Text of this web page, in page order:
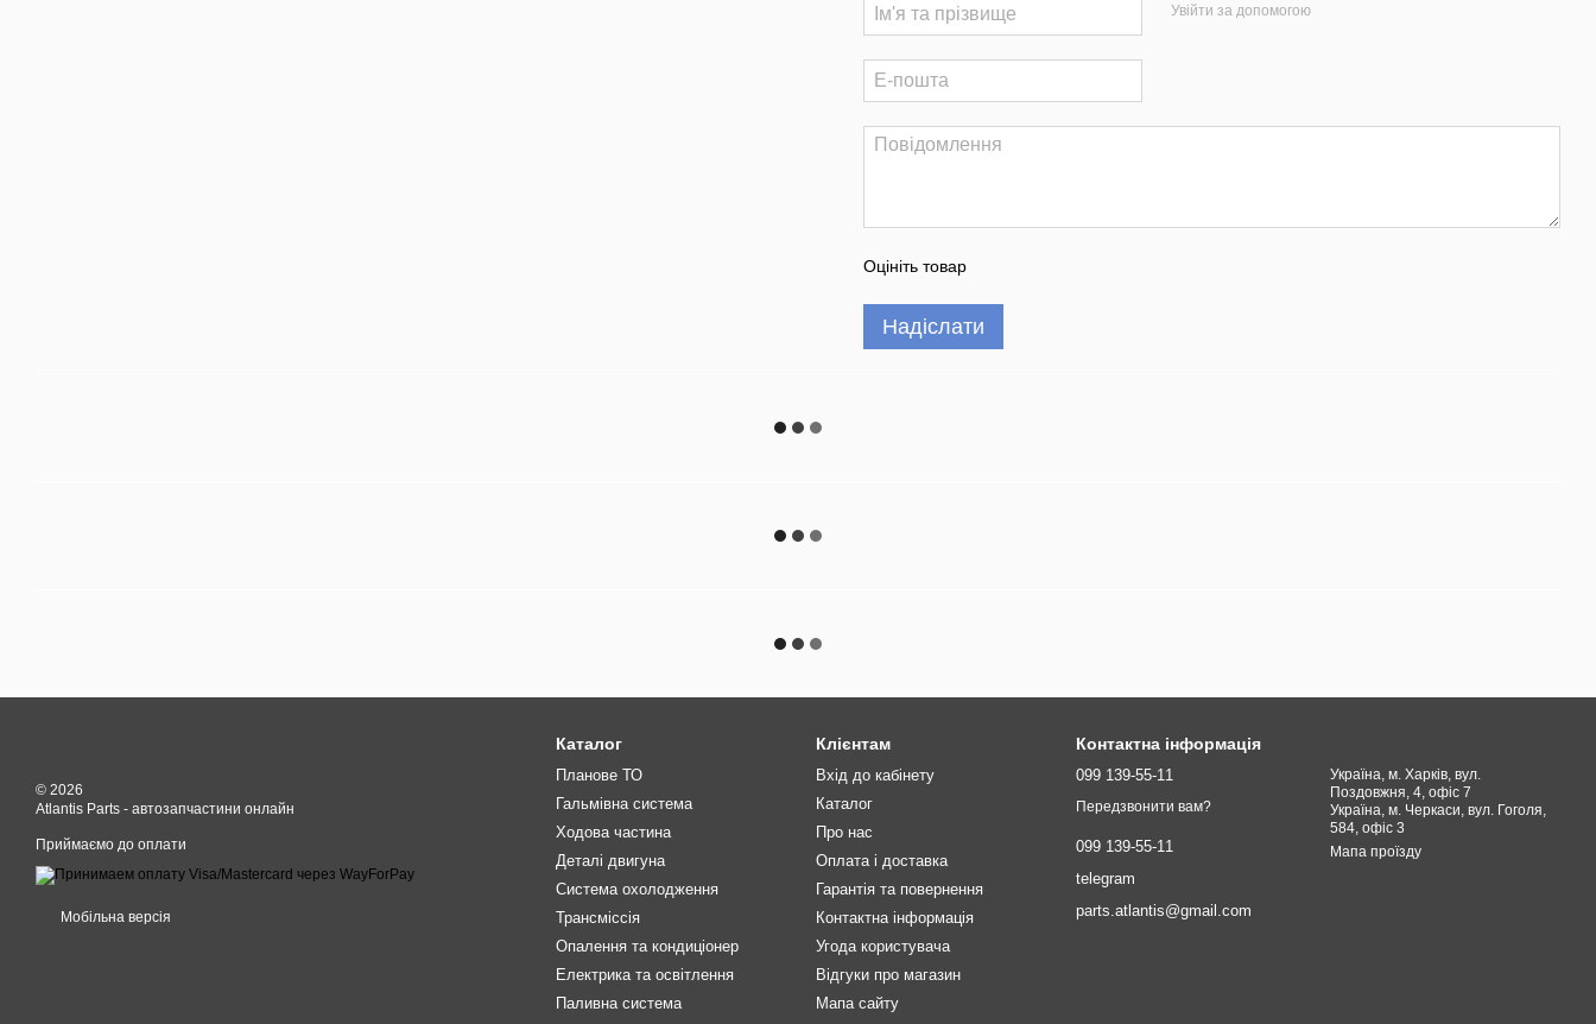
Увійти за допомогою
Оцініть товар
Надіслати
© 2026
Atlantis Parts - автозапчастини онлайн
Приймаємо до оплати
Мобільна версія
Каталог
Планове ТО
Гальмівна система
Ходова частина
Деталі двигуна
Система охолодження
Трансміссія
Опалення та кондиціонер
Електрика та освітлення
Паливна система
Клієнтам
Вхід до кабінету
Каталог
Про нас
Оплата і доставка
Гарантія та повернення
Контактна інформація
Угода користувача
Відгуки про магазин
Мапа сайту
Контактна інформація
099 139-55-11
Передзвонити вам?
099 139-55-11
telegram
parts.atlantis@gmail.com
Україна, м. Харків, вул.
Поздовжня, 4, офіс 7
Україна, м. Черкаси, вул. Гоголя,
584, офіс 3
Мапа проїзду